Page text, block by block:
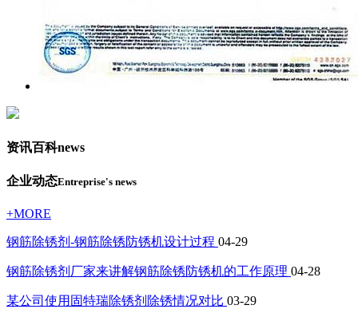
资讯百科news
企业动态Entreprise's news
+MORE
钢筋除锈剂-钢筋除锈防锈机设计过程 04-29
钢筋除锈剂厂家来讲解钢筋除锈防锈机的工作原理 04-28
某公司使用固特瑞除锈剂除锈情况对比 03-29